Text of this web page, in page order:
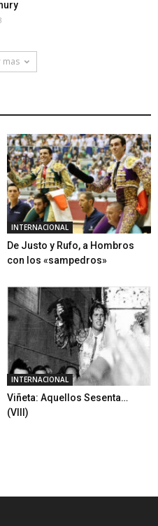
mas
INTERNACIONAL
De Justo y Rufo, a Hombros
con los «sampedros»
INTERNACIONAL
Viñeta: Aquellos Sesenta…
(VIII)